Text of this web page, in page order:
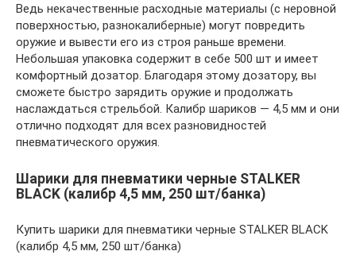
Ведь некачественные расходные материалы (с неровной
поверхностью, разнокалиберные) могут повредить
оружие и вывести его из строя раньше времени.
Небольшая упаковка содержит в себе 500 шт и имеет
комфортный дозатор. Благодаря этому дозатору, вы
сможете быстро зарядить оружие и продолжать
наслаждаться стрельбой. Калибр шариков — 4,5 мм и они
отлично подходят для всех разновидностей
пневматического оружия.
Шарики для пневматики черные STALKER
BLACK (калибр 4,5 мм, 250 шт/банка)
Купить шарики для пневматики черные STALKER BLACK
(калибр 4,5 мм, 250 шт/банка)